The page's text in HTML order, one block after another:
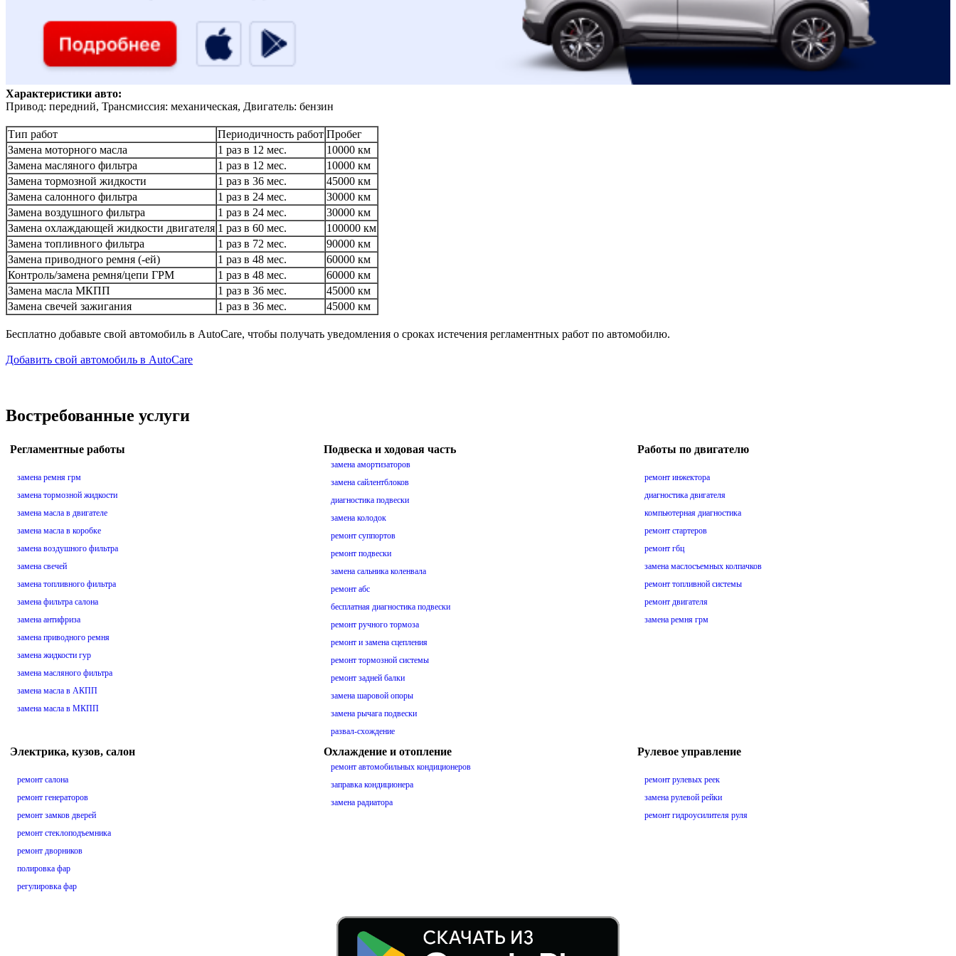
Характеристики авто:
Привод: передний, Трансмиссия: механическая, Двигатель: бензин
Тип работ Периодичность работ Пробег
Замена моторного масла
1 раз в 12 мес.
10000 км
Замена масляного фильтра
1 раз в 12 мес.
10000 км
Замена тормозной жидкости
1 раз в 36 мес.
45000 км
Замена салонного фильтра
1 раз в 24 мес.
30000 км
Замена воздушного фильтра
1 раз в 24 мес.
30000 км
Замена охлаждающей жидкости двигателя 1 раз в 60 мес.
100000 км
Замена топливного фильтра
1 раз в 72 мес.
90000 км
Замена приводного ремня (-ей)
1 раз в 48 мес.
60000 км
Контроль/замена ремня/цепи ГРМ
1 раз в 48 мес.
60000 км
Замена масла МКПП
1 раз в 36 мес.
45000 км
Замена свечей зажигания
1 раз в 36 мес. 45000 км
Бесплатно добавьте свой автомобиль в AutoCare, чтобы получать уведомления о сроках истечения регламентных работ по автомобилю.
Добавить свой автомобиль в AutoCare
Востребованные услуги
Регламентные работы
замена ремня грм
замена тормозной жидкости
замена масла в двигателе
замена масла в коробке
замена воздушного фильтра
замена свечей
замена топливного фильтра
замена фильтра салона
замена антифриза
замена приводного ремня
замена жидкости гур
замена масляного фильтра
замена масла в АКПП
замена масла в МКПП
Подвеска и ходовая часть
замена амортизаторов
замена сайлентблоков
диагностика подвески
замена колодок
ремонт суппортов
ремонт подвески
замена сальника коленвала
ремонт абс
бесплатная диагностика подвески
ремонт ручного тормоза
ремонт и замена сцепления
ремонт тормозной системы
ремонт задней балки
замена шаровой опоры
замена рычага подвески
развал-схождение
Работы по двигателю
ремонт инжектора
диагностика двигателя
компьютерная диагностика
ремонт стартеров
ремонт гбц
замена маслосъемных колпачков
ремонт топливной системы
ремонт двигателя
замена ремня грм
Электрика, кузов, салон
ремонт салона
ремонт генераторов
ремонт замков дверей
ремонт стеклоподъемника
ремонт дворников
полировка фар
регулировка фар
Охлаждение и отопление
ремонт автомобильных кондиционеров
заправка кондиционера
замена радиатора
Рулевое управление
ремонт рулевых реек
замена рулевой рейки
ремонт гидроусилителя руля